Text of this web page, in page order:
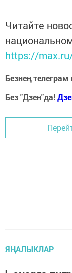
Читайте
https://
Безнең
Без "Дзен"да!Д
ЯҢАЛЫКЛАР